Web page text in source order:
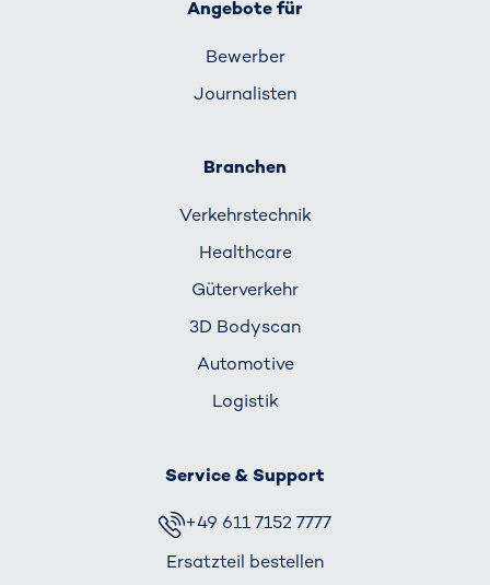
Angebote für
Bewerber
Journalisten
Branchen
Verkehrs­technik
Healthcare
Güterverkehr
3D Bodyscan
Automotive
Logistik
Service & Support
+49 611 7152 7777
Ersatzteil bestellen